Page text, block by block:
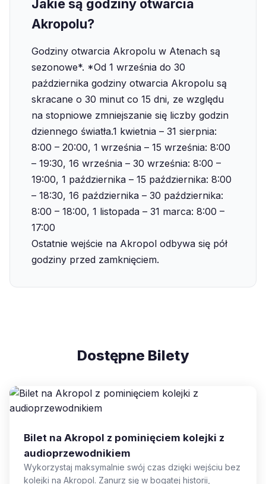
Jakie są godziny otwarcia
Akropolu?
Godziny otwarcia Akropolu w Atenach są
sezonowe*. *Od 1 września do 30
października godziny otwarcia Akropolu są
skracane o 30 minut co 15 dni, ze względu
na stopniowe zmniejszanie się liczby godzin
dziennego światła.‍1 kwietnia – 31 sierpnia:
8:00 – 20:00, 1 września – 15 września: 8:00
– 19:30, 16 września – 30 września: 8:00 –
19:00, 1 października – 15 października: 8:00
– 18:30, 16 października – 30 października:
8:00 – 18:00, 1 listopada – 31 marca: 8:00 –
17:00
Ostatnie wejście na Akropol odbywa się pół
godziny przed zamknięciem.
Dostępne Bilety
Bilet na Akropol z pominięciem kolejki z
audioprzewodnikiem
Wykorzystaj maksymalnie swój czas dzięki wejściu bez
kolejki na Akropol. Zanurz się w bogatej historii,